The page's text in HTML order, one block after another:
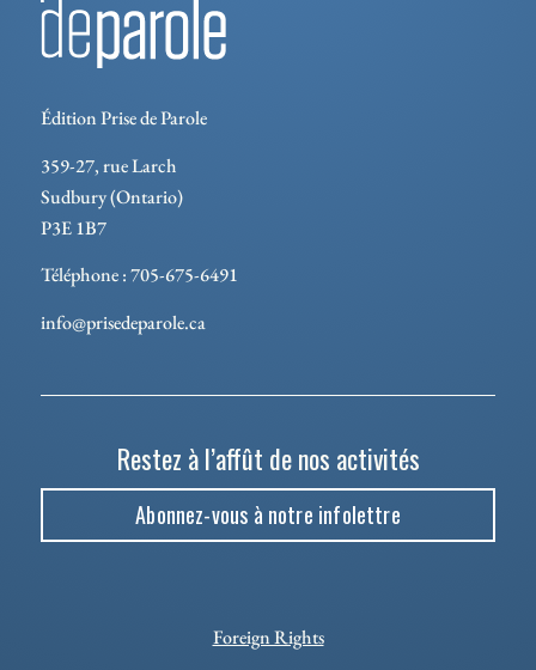
Édition Prise de Parole
359-27, rue Larch
Sudbury (Ontario)
P3E 1B7
Téléphone : 705-675-6491
info@prisedeparole.ca
Restez à l’affût de nos activités
Abonnez-vous à notre infolettre
Foreign Rights